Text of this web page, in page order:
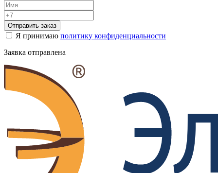
Отправить заказ
Я принимаю политику конфиденциальности
Заявка отправлена